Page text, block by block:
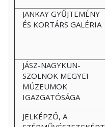
JANKAY GYŰJTEMÉNY
ÉS KORTÁRS GALÉRIA
JÁSZ-NAGYKUN-
SZOLNOK MEGYEI
MÚZEUMOK
IGAZGATÓSÁGA
JELKÉPZŐ, A